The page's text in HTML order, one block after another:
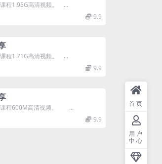
程1.95G高清视频。 ...
9.9
程1.71G高清视频。 ...
9.9
课程600M高清视频。 ...
9.9
首页
用户
中心